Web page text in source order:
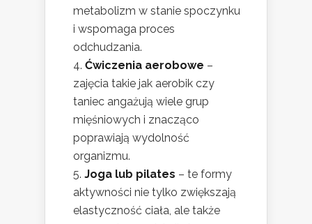
metabolizm w stanie spoczynku
i wspomaga proces
odchudzania.
Ćwiczenia aerobowe –
zajęcia takie jak aerobik czy
taniec angażują wiele grup
mięśniowych i znacząco
poprawiają wydolność
organizmu.
Joga lub pilates – te formy
aktywności nie tylko zwiększają
elastyczność ciała, ale także